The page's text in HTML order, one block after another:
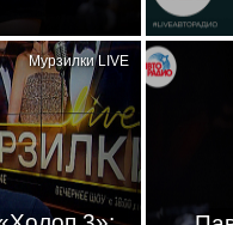
Мурзилки LIVE